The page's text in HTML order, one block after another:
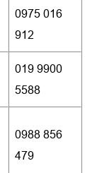
0975 016
912
019 9900
5588
0988 856
479